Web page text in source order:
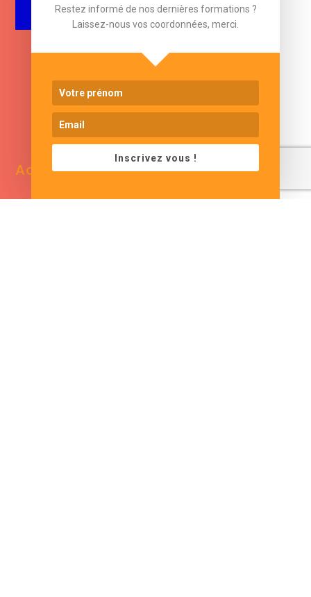
www.cjformation.com
Adresse
13 bis rue de Baracca
Contacts
contact@cjformation.com
Restez informé de nos dernières formations ?
Laissez-nous vos coordonnées, merci.
Inscrivez vous !